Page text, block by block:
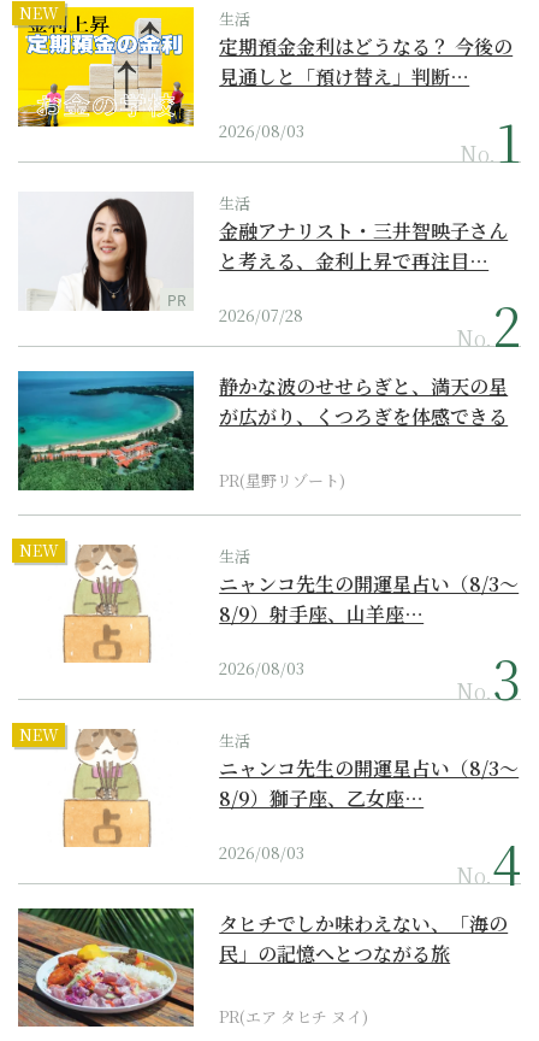
NEW 生活
定期預金金利はどうなる？ 今後の
見通しと「預け替え」判断…
2026/08/03
No.
PR
生活
金融アナリスト・三井智映子さん
と考える、金利上昇で再注目…
2026/07/28
No.
静かな波のせせらぎと、満天の星
が広がり、くつろぎを体感できる
PR(星野リゾート)
NEW 生活
ニャンコ先生の開運星占い（8/3～
8/9）射手座、山羊座…
2026/08/03
No.
NEW 生活
ニャンコ先生の開運星占い（8/3～
8/9）獅子座、乙女座…
2026/08/03
No.
タヒチでしか味わえない、「海の
民」の記憶へとつながる旅
PR(エア タヒチ ヌイ)